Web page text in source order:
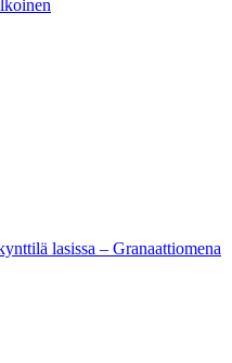
lasissa – Granaattiomena